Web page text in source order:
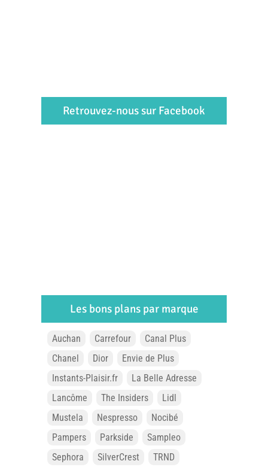
Retrouvez-nous sur Facebook
Les bons plans par marque
Auchan Carrefour
Canal Plus
Chanel
Dior
Envie de Plus
Instants-Plaisir.fr
La Belle Adresse
Lancôme
The Insiders
Lidl
Mustela
Nespresso
Nocibé
Pampers
Parkside
Sampleo
Sephora
SilverCrest
TRND